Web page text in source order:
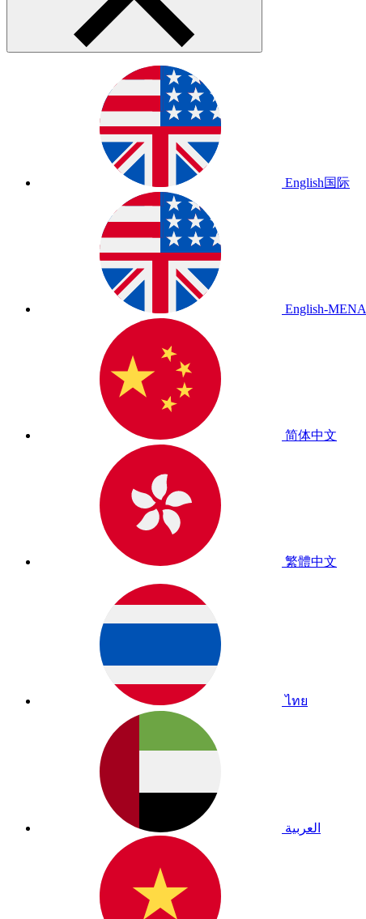
English国际
English-MENA
简体中文
繁體中文
ไทย
العربية